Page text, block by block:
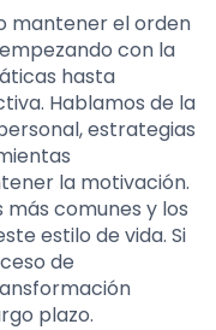
mantener el orden
con la
hasta
Hablamos de la
estrategias
la motivación.
comunes y los
estilo de vida. Si
de
plazo.